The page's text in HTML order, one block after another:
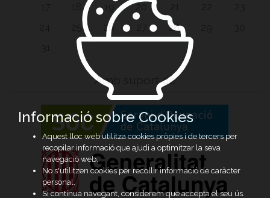
20
26 28
Amb suport de
Informació sobre Cookies
Aquest lloc web utilitza cookies pròpies i de tercers per
recopilar informació que ajudi a optimitzar la seva
navegació web.
No s'utilitzen cookies per recollir informació de caràcter
personal.
Si continua navegant, considerem que accepta el seu ús.